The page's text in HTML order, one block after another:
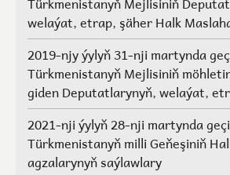
welaýat, etrap, şäher Halk
Geňeşleriň agzalarynyň saýlawlary.
2019-njy ýylyň 31-nji martynda
Türkmenistanyň Mejlisiniň
giden Deputatlarynyň, welaýat,
Maslahatlarynyň we Geňeşleriň
saýlawlar
2021-nji ýylyň 28-nji martynda
Türkmenistanyň milli Geňeşiniň
agzalarynyň saýlawlary